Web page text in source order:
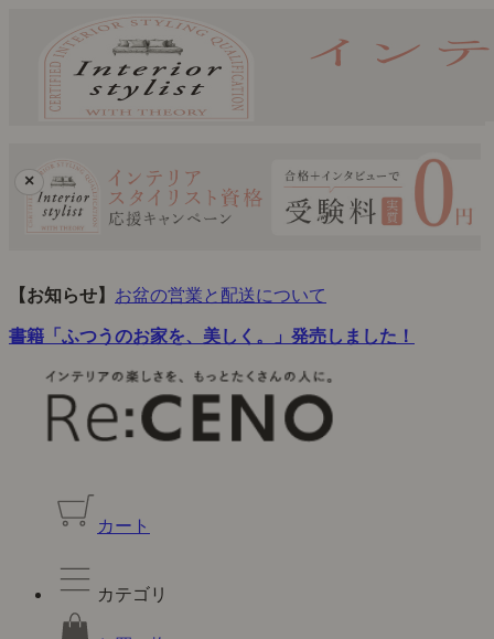
×
【お知らせ】 お盆の営業と配送について
書籍「ふつうのお家を、美しく。」発売しました！
カート
カテゴリ